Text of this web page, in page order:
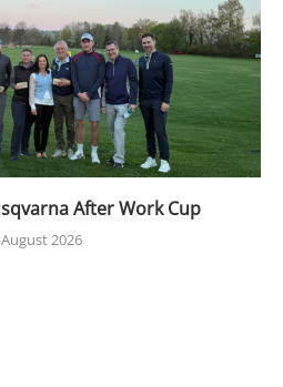
After Work Cup
2026